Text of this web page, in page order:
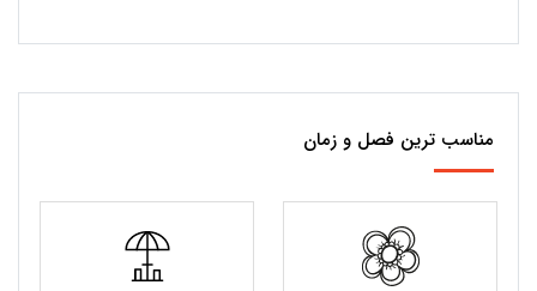
مناسب ترین فصل و زمان